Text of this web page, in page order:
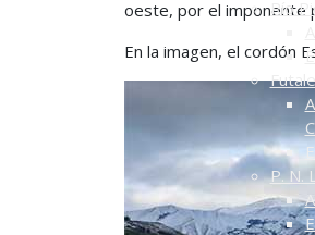
Río
P. N.
oeste, por el imponente
En la imagen, el cordón